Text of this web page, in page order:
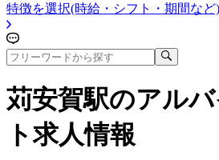
特徴を選択(時給・シフト・期間など)
苅安賀駅のアル
ト求人情報